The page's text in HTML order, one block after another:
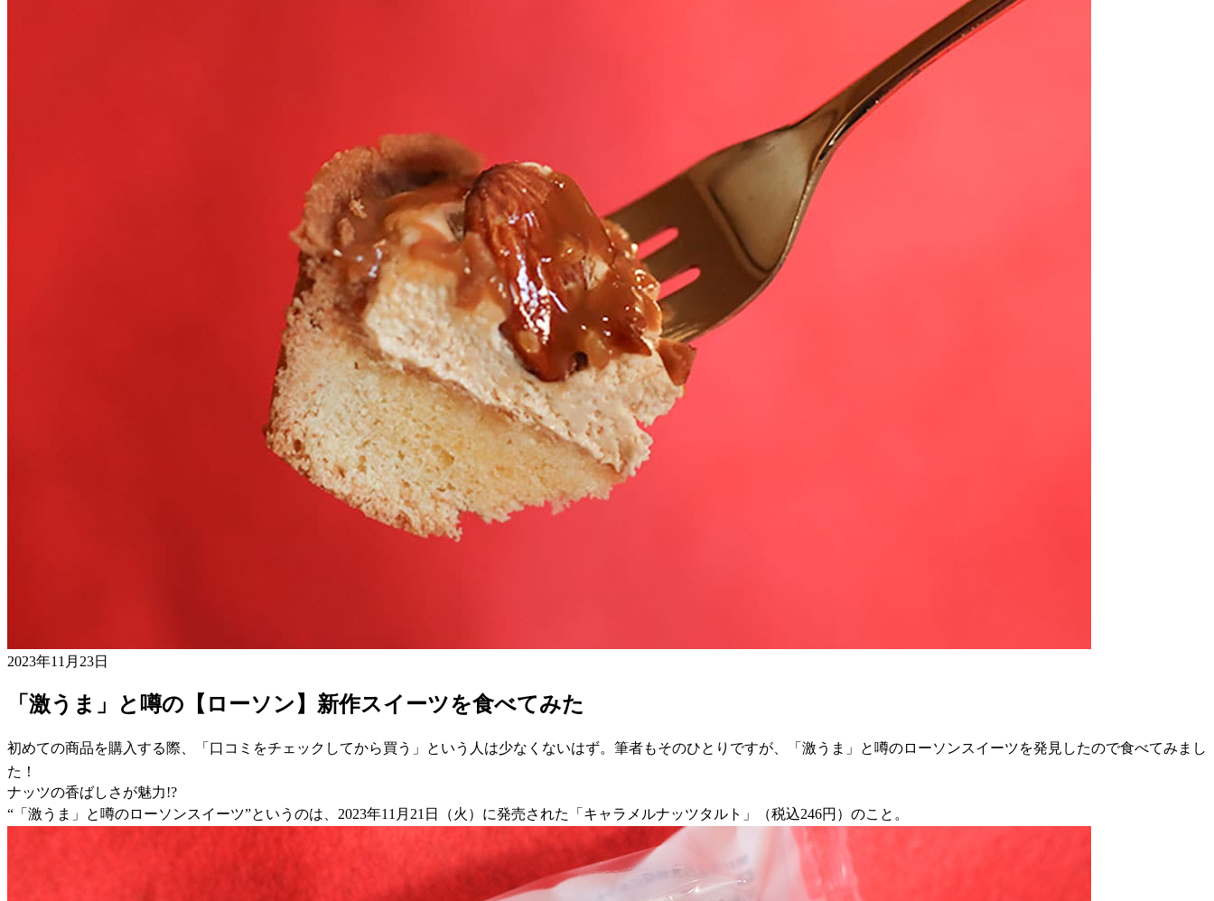
2023年11月23日
「激うま」と噂の【ローソン】新作スイーツを食べてみた
初めての商品を購入する際、「口コミをチェックしてから買う」という人は少なくないはず。筆者もそのひとりですが、「激うま」と噂のローソンスイーツを発見したので食べてみまし
た！
ナッツの香ばしさが魅力!?
“「激うま」と噂のローソンスイーツ”というのは、2023年11月21日（火）に発売された「キャラメルナッツタルト」（税込246円）のこと。